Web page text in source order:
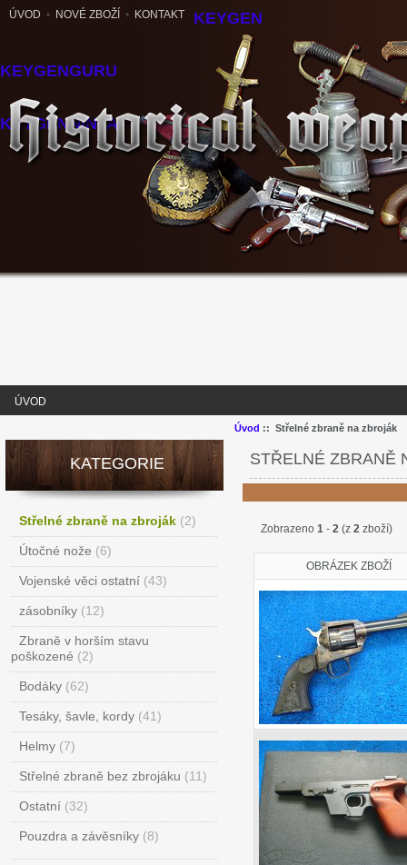
ÚVOD • NOVÉ ZBOŽÍ • KONTAKT KEYGEN
KEYGENGURU
KEYGENNINJA
ÚVOD
KATEGORIE
Střelné zbraně na zbroják(2)
Útočné nože (6)
Vojenské věci ostatní(43)
zásobníky(12)
Zbraně v horším stavu
poškozené (2)
Bodáky(62)
Tesáky, šavle, kordy(41)
Helmy(7)
Střelné zbraně bez zbrojáku (11)
Ostatní(32)
Pouzdra a závěsníky(8)
Úvod :: Střelné zbraně na zbroják
STŘELNÉ ZBRANĚ
Zobrazeno 1- 2(z 2zboží)
OBRÁZEK ZBOŽÍ